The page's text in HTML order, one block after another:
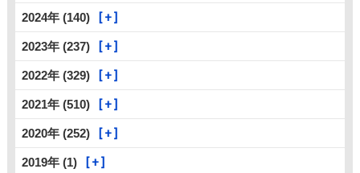
2024年 (140)
2023年 (237)
2022年 (329)
2021年 (510)
2020年 (252)
2019年 (1)